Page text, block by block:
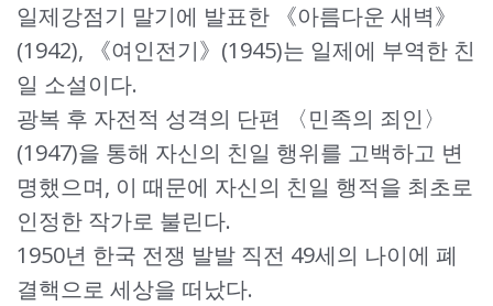
일제강점기 말기에 발표한 《아름다운 새벽》
(1942), 《여인전기》(1945)는 일제에 부역한 친
일 소설이다.
광복 후 자전적 성격의 단편 〈민족의 죄인〉
(1947)을 통해 자신의 친일 행위를 고백하고 변
명했으며, 이 때문에 자신의 친일 행적을 최초로
인정한 작가로 불린다.
1950년 한국 전쟁 발발 직전 49세의 나이에 폐
결핵으로 세상을 떠났다.